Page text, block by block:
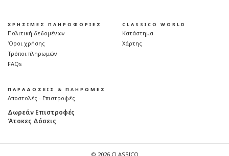
ΧΡΗΣΙΜΕΣ ΠΛΗΡΟΦΟΡΙΕΣ
Πολιτική δεδομένων
Όροι χρήσης
Τρόποι πληρωμών
FAQs
CLASSICO WORLD
Κατάστημα
Χάρτης
ΠΑΡΑΔΟΣΕΙΣ & ΠΛΗΡΩΜΕΣ
Αποστολές - Επιστροφές
Δωρεάν Επιστροφές
Άτοκες Δόσεις
© 2026 CLASSICO